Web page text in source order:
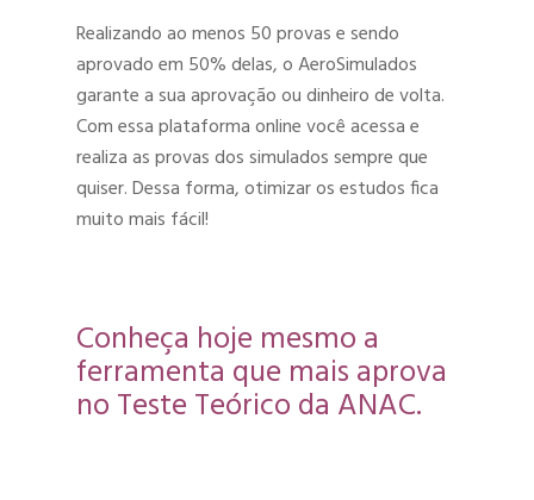
Realizando ao menos 50 provas e sendo
aprovado em 50% delas, o AeroSimulados
garante a sua aprovação ou dinheiro de volta.
Com essa plataforma online você acessa e
realiza as provas dos simulados sempre que
quiser. Dessa forma, otimizar os estudos fica
muito mais fácil!
Conheça hoje mesmo a
ferramenta que mais aprova
no Teste Teórico da ANAC.